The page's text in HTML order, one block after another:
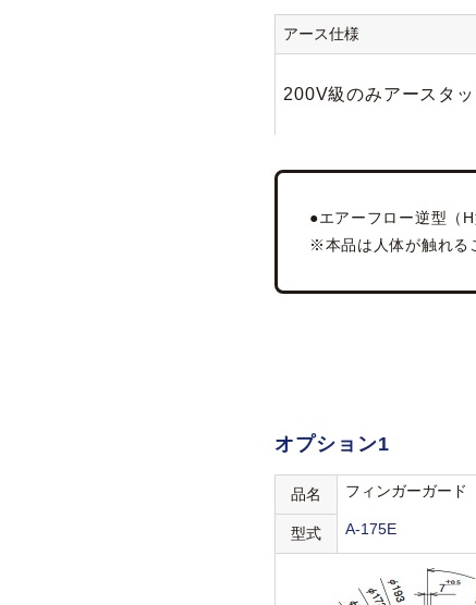
アース仕様
200V級のみアースタ
●エアーフロー逆型
※本品は人体が触れる
オプション1
品名 フィンガーガード
型式 A-175E